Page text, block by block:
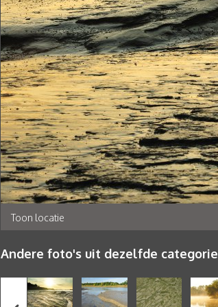
Toon locatie
Andere foto's uit dezelfde categorie